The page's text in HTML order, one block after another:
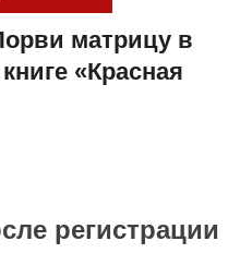
матрицу в
«Красная
регистрации